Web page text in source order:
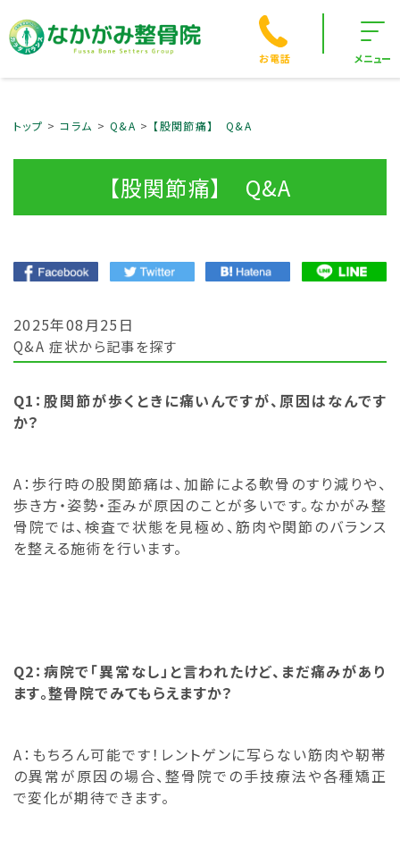
お電話 メニュー
トップ コラム Q&A 【股関節痛】 Q&A
【股関節痛】 Q&A
2025年08月25日
Q&A 症状から記事を探す
Q1：股関節が歩くときに痛いんですが、原因はなんです
か？
A：歩行時の股関節痛は、加齢による軟骨のすり減りや、
歩き方・姿勢・歪みが原因のことが多いです。なかがみ整
骨院では、検査で状態を見極め、筋肉や関節のバランス
を整える施術を行います。
Q2：病院で「異常なし」と言われたけど、まだ痛みがあり
ます。整骨院でみてもらえますか？
A：もちろん可能です！レントゲンに写らない筋肉や靭帯
の異常が原因の場合、整骨院での手技療法や各種矯正
で変化が期待できます。